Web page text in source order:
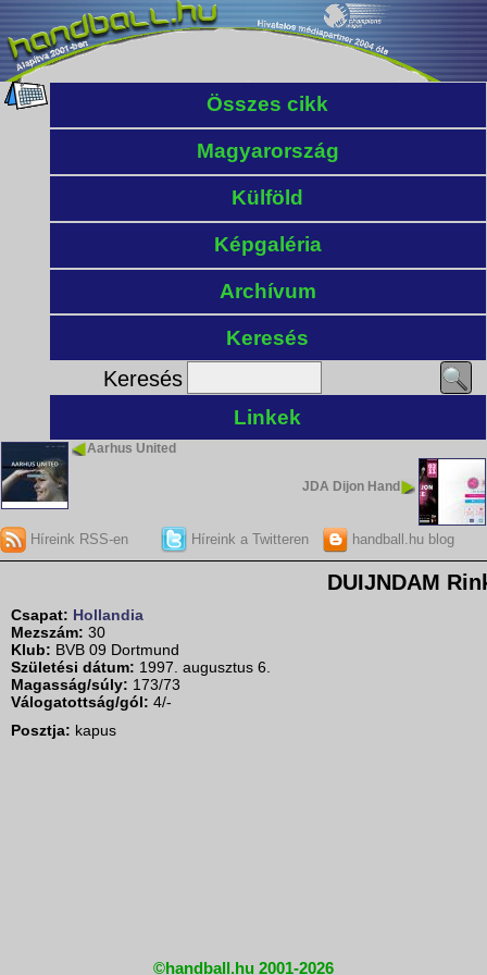
Összes cikk
Magyarország
Külföld
Képgaléria
Archívum
Keresés
Keresés
Linkek
Aarhus United
JDA Dijon Hand
Híreink RSS-en Híreink a Twitteren handball.hu blog
DUIJNDAM
Csapat: Hollandia
Mezszám: 30
Klub: BVB 09 Dortmund
Születési dátum: 1997. augusztus 6.
Magasság/súly: 173/73
Válogatottság/gól: 4/-
Posztja: kapus
©handball.hu 2001-2026